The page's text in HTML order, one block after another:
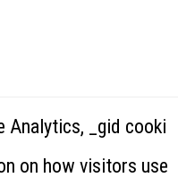
Analytics, _gid cooki
on how visitors use